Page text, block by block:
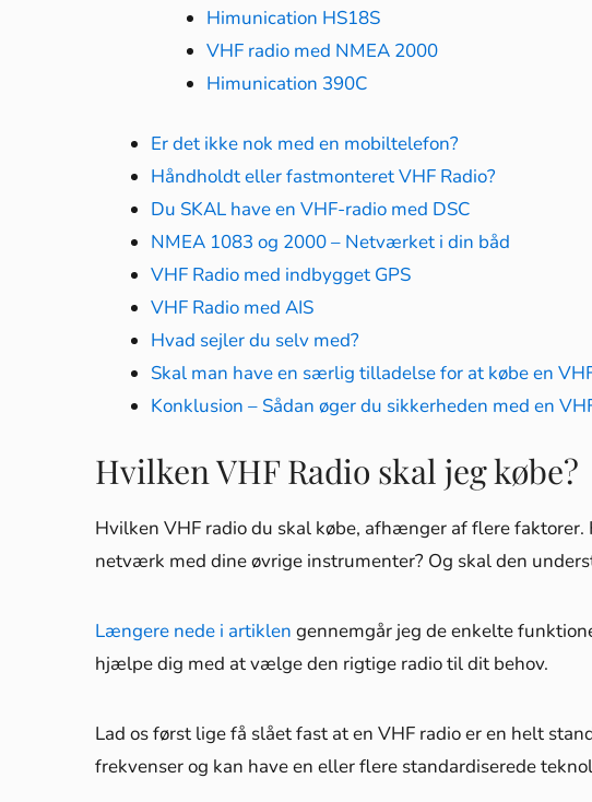
Himunication HS18S
VHF radio med NMEA 2000
Himunication 390C
Er det ikke nok med en mobiltelefon?
Håndholdt eller fastmonteret VHF Radio?
Du SKAL have en VHF-radio med DSC
NMEA 1083 og 2000 – Netværket i din båd
VHF Radio med indbygget GPS
VHF Radio med AIS
Hvad sejler du selv med?
Skal man have en særlig tilladelse for at købe en
Konklusion – Sådan øger du sikkerheden med en
Hvilken VHF Radio skal jeg købe?
Hvilken VHF radio du skal købe, afhænger af flere faktorer.
netværk med dine øvrige instrumenter? Og skal den
Længere nede i artiklen gennemgår jeg de enkelte
hjælpe dig med at vælge den rigtige radio til dit behov.
Lad os først lige få slået fast at en VHF radio er en helt
frekvenser og kan have en eller flere standardiserede